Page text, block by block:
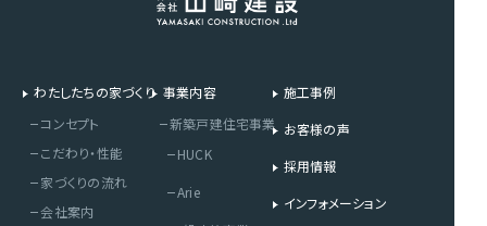
わたしたちの家づくり
コンセプト
こだわり・性能
家づくりの流れ
会社案内
事業内容
新築戸建住宅事業
HUCK
Arie
施工事例
お客様の声
採用情報
インフォメーション